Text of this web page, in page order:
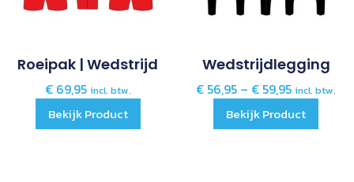
Roeipak | Wedstrijd
€69,95 incl. btw.
Bekijk Product
Wedstrijdlegging
€ 56,95 – € 59,95 incl. btw.
Bekijk Product